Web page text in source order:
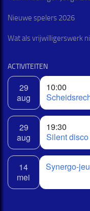
Nieuwe spelers 2026
Wat als vrijwilligerswerk
ACTIVITEITEN
29
aug
10:00
29
aug
19:30
Silent
14
mei
Synergo-